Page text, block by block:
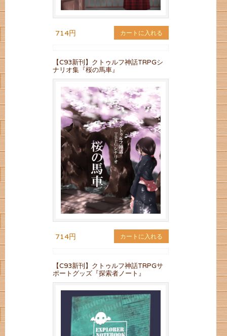
714円 カートに入れる
【C93新刊】クトゥルフ神話TRPGシ
ナリオ集『桜の馬車』
714円 カートに入れる
【C93新刊】クトゥルフ神話TRPGサ
ポートグッズ『探索者ノート』